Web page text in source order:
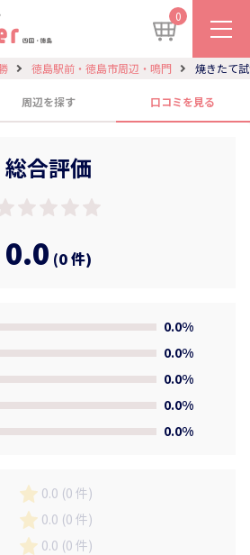
0
徳島駅前・徳島市周辺・鳴門 焼きたて
周辺を探す 口コミを見る
総合評価
0.0 (0 件)
0.0%
0.0%
0.0%
0.0%
0.0%
0.0 (0 件)
0.0 (0 件)
0.0 (0 件)